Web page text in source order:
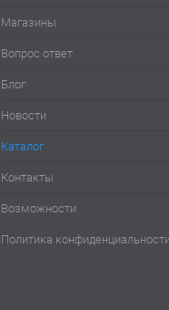
Магазины
Вопрос ответ
Блог
Новости
Каталог
Контакты
Возможности
Политика конфиденциальности